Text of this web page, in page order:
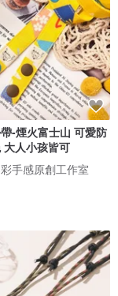
-煙火富士山 可愛防
大人小孩皆可
手感原創工作室